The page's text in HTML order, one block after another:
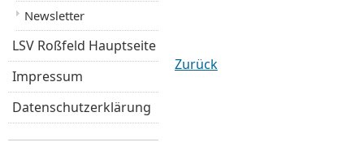
Zurück
Newsletter
LSV Roßfeld Hauptseite
Impressum
Datenschutzerklärung